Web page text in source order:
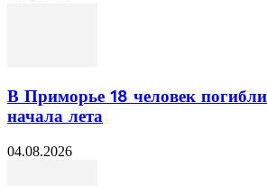
В Приморье 18 человек
начала лета
04.08.2026